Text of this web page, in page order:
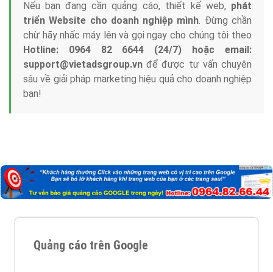
Nếu bạn đang cần quảng cáo, thiết kế web, phát
triển Website cho doanh nghiệp mình. Đừng chần
chừ hãy nhấc máy lên và gọi ngay cho chúng tôi theo
Hotline: 0964 82 6644 (24/7) hoặc email:
support@vietadsgroup.vn để được tư vấn chuyên
sâu về giải pháp marketing hiệu quả cho doanh nghiệp
bạn!
Quảng cáo trên Google